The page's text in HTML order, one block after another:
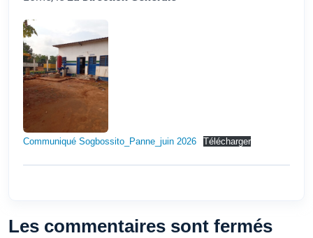
Communiqué Sogbossito_Panne_juin 2026 Télécharger
Les commentaires sont fermés